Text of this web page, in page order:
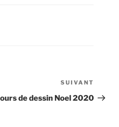
suivant
SUIVANT
de dessin Noel 2020